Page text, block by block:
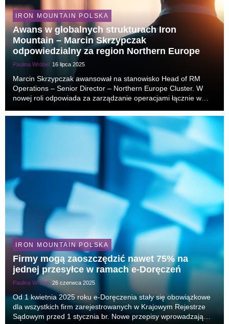
IRON MOUNTAIN POLSKA
Awans w globalnych strukturach Iron
Mountain – Marcin Skrzypczak
odpowiedzialny za region Northern Europe
Paulina Wróbel 16 lipca 2025
Marcin Skrzypczak awansował na stanowisko Head of RM
Operations – Senior Director – Northern Europe Cluster. W
nowej roli odpowiada za zarządzanie operacjami łącznie w
awans eksperta Iron Mountain z Polski i d...
IRON MOUNTAIN POLSKA
Firmy mogą zaoszczędzić nawet 75% na
jednej przesyłce w ramach e-Doręczeń
Paulina Wróbel 26 czerwca 2025
Od 1 kwietnia 2025 roku e-Doręczenia stały się obowiązkowe
dla wszystkich firm zarejestrowanych w Krajowym Rejestrze
Sądowym przed 1 stycznia br. Nowe przepisy wprowadzają